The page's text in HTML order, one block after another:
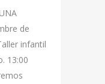
de
infantil
13:00